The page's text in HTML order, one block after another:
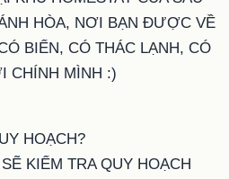
HÒA, NƠI BẠN ĐƯỢC VỀ
BIỂN, CÓ THÁC LẠNH, CÓ
CHÍNH MÌNH :)
HOẠCH?
KIỂM TRA QUY HOẠCH